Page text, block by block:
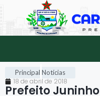
Principal Notícias
18 de abril de 2018
Prefeito Juninho